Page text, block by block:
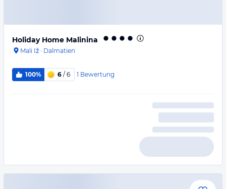
Holiday Home Malinina
Mali Iž · Dalmatien
100% 6 / 6 1 Bewertung